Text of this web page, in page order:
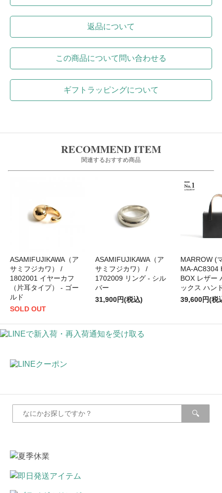
返品について
この商品について問い合わせる
ギフトラッピングについて
RECOMMEND ITEM
関連するおすすめ商品
ASAMIFUJIKAWA（ア
サミフジカワ） /
1802001 イヤーカフ
（片耳タイプ） - ゴー
ルド
SOLD OUT
ASAMIFUJIKAWA（ア
サミフジカワ） /
1702009 リング - シル
バー
31,900円(税込)
MARROW (
MA-AC8304
BOX レザー
ックス ハン
39,600円(税